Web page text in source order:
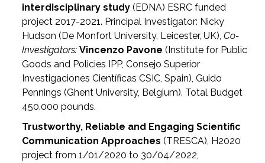
interdisciplinary study (EDNA) ESRC funded
project 2017-2021. Principal Investigator: Nicky
Hudson (De Monfort University, Leicester, UK),Co-
Investigators: Vincenzo Pavone (Institute for Public
Goods and Policies IPP, Consejo Superior
Investigaciones Científicas CSIC, Spain), Guido
Pennings (Ghent University, Belgium). Total Budget
450.000 pounds.
Trustworthy, Reliable and Engaging Scientific
Communication Approaches (TRESCA), H2020
project from 1/01/2020 to 30/04/2022,